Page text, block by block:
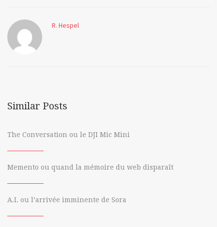
grey's
anatomy
ipad
invincibles
rtbf
R. Hespel
Similar Posts
The Conversation ou le DJI Mic Mini
Memento ou quand la mémoire du web disparaît
A.I. ou l’arrivée imminente de Sora